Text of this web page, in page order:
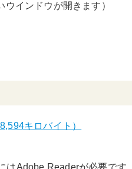
ウインドウが開きます）
キロバイト）
はAdobe Readerが必要です。